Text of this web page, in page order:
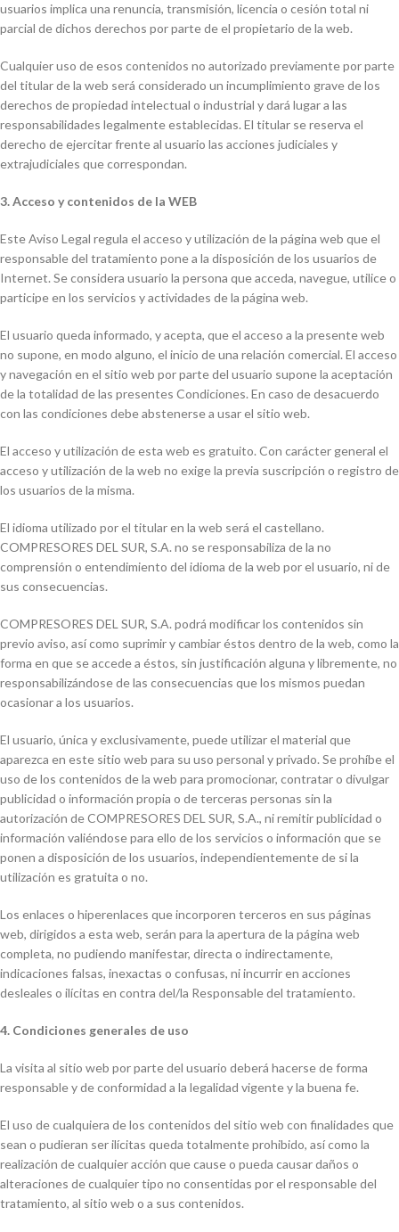
usuarios implica una renuncia, transmisión, licencia o cesión total ni
parcial de dichos derechos por parte de el propietario de la web.
Cualquier uso de esos contenidos no autorizado previamente por parte
del titular de la web será considerado un incumplimiento grave de los
derechos de propiedad intelectual o industrial y dará lugar a las
responsabilidades legalmente establecidas. El titular se reserva el
derecho de ejercitar frente al usuario las acciones judiciales y
extrajudiciales que correspondan.
3. Acceso y contenidos de la WEB
Este Aviso Legal regula el acceso y utilización de la página web que el
responsable del tratamiento pone a la disposición de los usuarios de
Internet. Se considera usuario la persona que acceda, navegue, utilice o
participe en los servicios y actividades de la página web.
El usuario queda informado, y acepta, que el acceso a la presente web
no supone, en modo alguno, el inicio de una relación comercial. El acceso
y navegación en el sitio web por parte del usuario supone la aceptación
de la totalidad de las presentes Condiciones. En caso de desacuerdo
con las condiciones debe abstenerse a usar el sitio web.
El acceso y utilización de esta web es gratuito. Con carácter general el
acceso y utilización de la web no exige la previa suscripción o registro de
los usuarios de la misma.
El idioma utilizado por el titular en la web será el castellano.
COMPRESORES DEL SUR, S.A. no se responsabiliza de la no
comprensión o entendimiento del idioma de la web por el usuario, ni de
sus consecuencias.
COMPRESORES DEL SUR, S.A. podrá modificar los contenidos sin
previo aviso, así como suprimir y cambiar éstos dentro de la web, como la
forma en que se accede a éstos, sin justificación alguna y libremente, no
responsabilizándose de las consecuencias que los mismos puedan
ocasionar a los usuarios.
El usuario, única y exclusivamente, puede utilizar el material que
aparezca en este sitio web para su uso personal y privado. Se prohíbe el
uso de los contenidos de la web para promocionar, contratar o divulgar
publicidad o información propia o de terceras personas sin la
autorización de COMPRESORES DEL SUR, S.A., ni remitir publicidad o
información valiéndose para ello de los servicios o información que se
ponen a disposición de los usuarios, independientemente de si la
utilización es gratuita o no.
Los enlaces o hiperenlaces que incorporen terceros en sus páginas
web, dirigidos a esta web, serán para la apertura de la página web
completa, no pudiendo manifestar, directa o indirectamente,
indicaciones falsas, inexactas o confusas, ni incurrir en acciones
desleales o ilícitas en contra del/la Responsable del tratamiento.
4. Condiciones generales de uso
La visita al sitio web por parte del usuario deberá hacerse de forma
responsable y de conformidad a la legalidad vigente y la buena fe.
El uso de cualquiera de los contenidos del sitio web con finalidades que
sean o pudieran ser ilícitas queda totalmente prohibido, así como la
realización de cualquier acción que cause o pueda causar daños o
alteraciones de cualquier tipo no consentidas por el responsable del
tratamiento, al sitio web o a sus contenidos.